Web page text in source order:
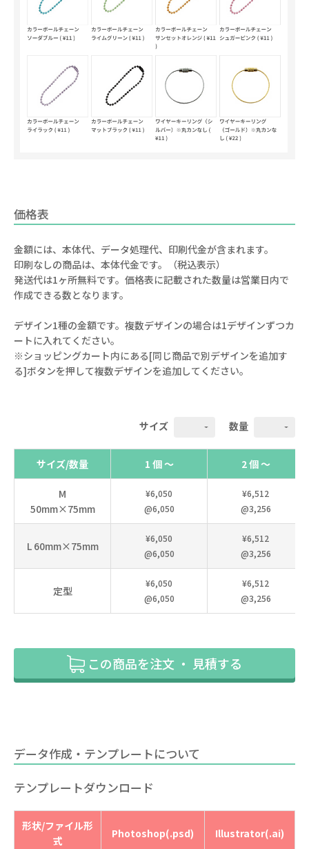
価格表
金額には、本体代、データ処理代、印刷代金が含まれます。
印刷なしの商品は、本体代金です。（税込表示）
発送代は1ヶ所無料です。価格表に記載された数量は営業日内で
作成できる数となります。
デザイン1種の金額です。複数デザインの場合は1デザインずつカ
ートに入れてください。
※ショッピングカート内にある[同じ商品で別デザインを追加す
る]ボタンを押して複数デザインを追加してください。
サイズ 数量
サイズ/数量 1 個 ～ 2 個 ～
M
50mm×75mm
¥6,050
@6,050
¥6,512
@3,256
L 60mm×75mm
¥6,050
@6,050
¥6,512
@3,256
定型
¥6,050
@6,050
¥6,512
@3,256
この商品を注文 ・ 見積する
データ作成・テンプレートについて
テンプレートダウンロード
形状/ファイル形
式
Photoshop(.psd) Illustrator(.ai)